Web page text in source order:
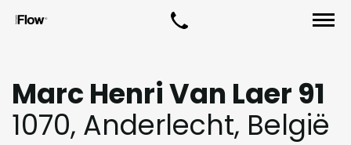
Marc Henri Van Laer 91
1070, Anderlecht, België